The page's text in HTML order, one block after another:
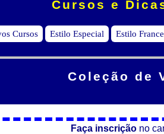
Cursos e
Cursos Estilo Especial Estilo
Coleção de
Faça inscrição no